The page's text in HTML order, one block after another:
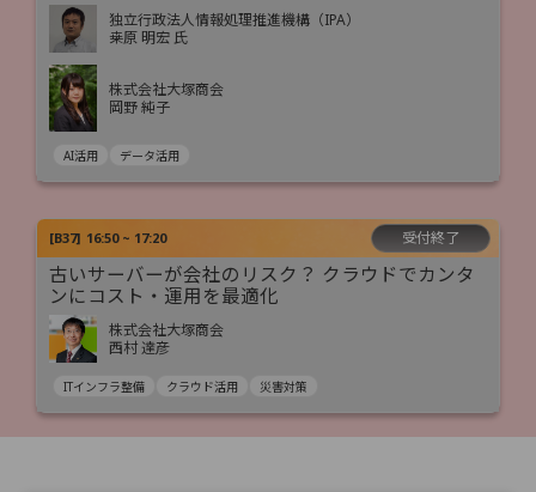
独立行政法人情報処理推進機構（IPA）
桒原 明宏 氏
株式会社大塚商会
岡野 純子
AI活用 データ活用
[B37] 16:50 ~ 17:20 受付終了
古いサーバーが会社のリスク？ クラウドでカンタ
ンにコスト・運用を最適化
株式会社大塚商会
西村 達彦
ITインフラ整備 クラウド活用 災害対策